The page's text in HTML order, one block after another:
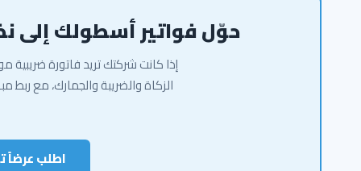
حوّل فواتير أسطولك إلى
إذا كانت شركتك تريد فاتورة
اطلب عرضاً